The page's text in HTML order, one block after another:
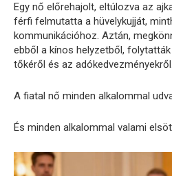
Egy nő előrehajolt, eltúlozva az
férfi felmutatta a hüvelykujját,
kommunikációhoz. Aztán,
ebből a kínos helyzetből,
tőkéről és az adókedvezményekről.
A fiatal nő minden alkalommal
És minden alkalommal valami